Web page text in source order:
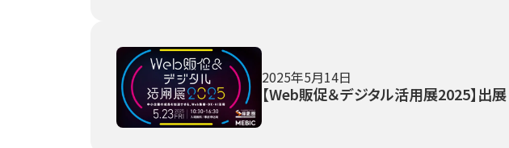
2025年5月14日
【Web販促＆デジタル活用展2025】出展